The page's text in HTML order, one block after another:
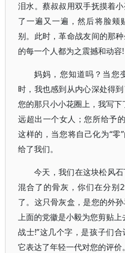
泪水。蔡叔叔用双手抚摸着
了一遍又一遍，然后将脸颊
别。此时，革命战友间的那
的每一个人都为之震撼和动容!
妈妈，您知道吗？当您
时，我也感到从内心深处得
您的那只小小花圈上，我写下
远超出一个女人；您所给予
这样的，当您将自己化为“零
给了我们。
今天，我们在这块松风
混合了的骨灰，你们在分别
了。这只骨灰盒，是您的外
上面的党徽是小毅为您剪贴上
战士!”这几个字，是孩子们合
它表达了年轻一代对您的评价。